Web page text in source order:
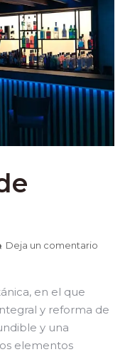
Deja un comentario
en el que
y reforma de
y una
elementos